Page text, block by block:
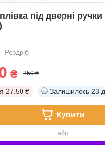
під дверні
Роздріб
₴ 250 ₴
27.50 ₴ Залишилось 23
Купити
або